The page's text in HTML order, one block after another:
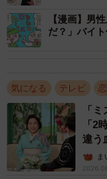
【漫画】男
だ？」バイ
気になる テレビ
「
「2
違う
屋】